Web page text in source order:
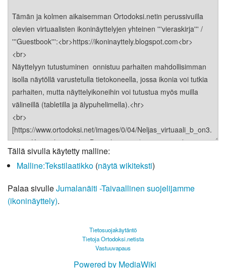
Tällä sivulla käytetty malline:
Malline:Tekstilaatikko(näytä wikiteksti)
Palaa sivulleJumalanäiti -Taivaallinen suojelijamme
(ikoninäyttely).
Tietosuojakäytäntö
Tietoja Ortodoksi.netista
Vastuuvapaus
Powered by MediaWiki